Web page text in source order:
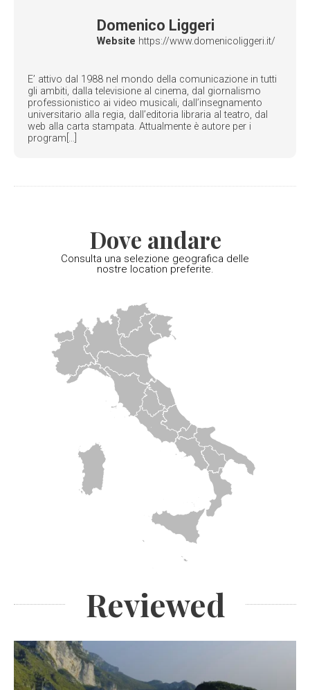
Domenico Liggeri
Website https://www.domenicoliggeri.it/
E’ attivo dal 1988 nel mondo della comunicazione in tutti
gli ambiti, dalla televisione al cinema, dal giornalismo
professionistico ai video musicali, dall’insegnamento
universitario alla regia, dall’editoria libraria al teatro, dal
web alla carta stampata. Attualmente è autore per i
program[...]
Dove andare
Consulta una selezione geografica delle
nostre location preferite.
Reviewed